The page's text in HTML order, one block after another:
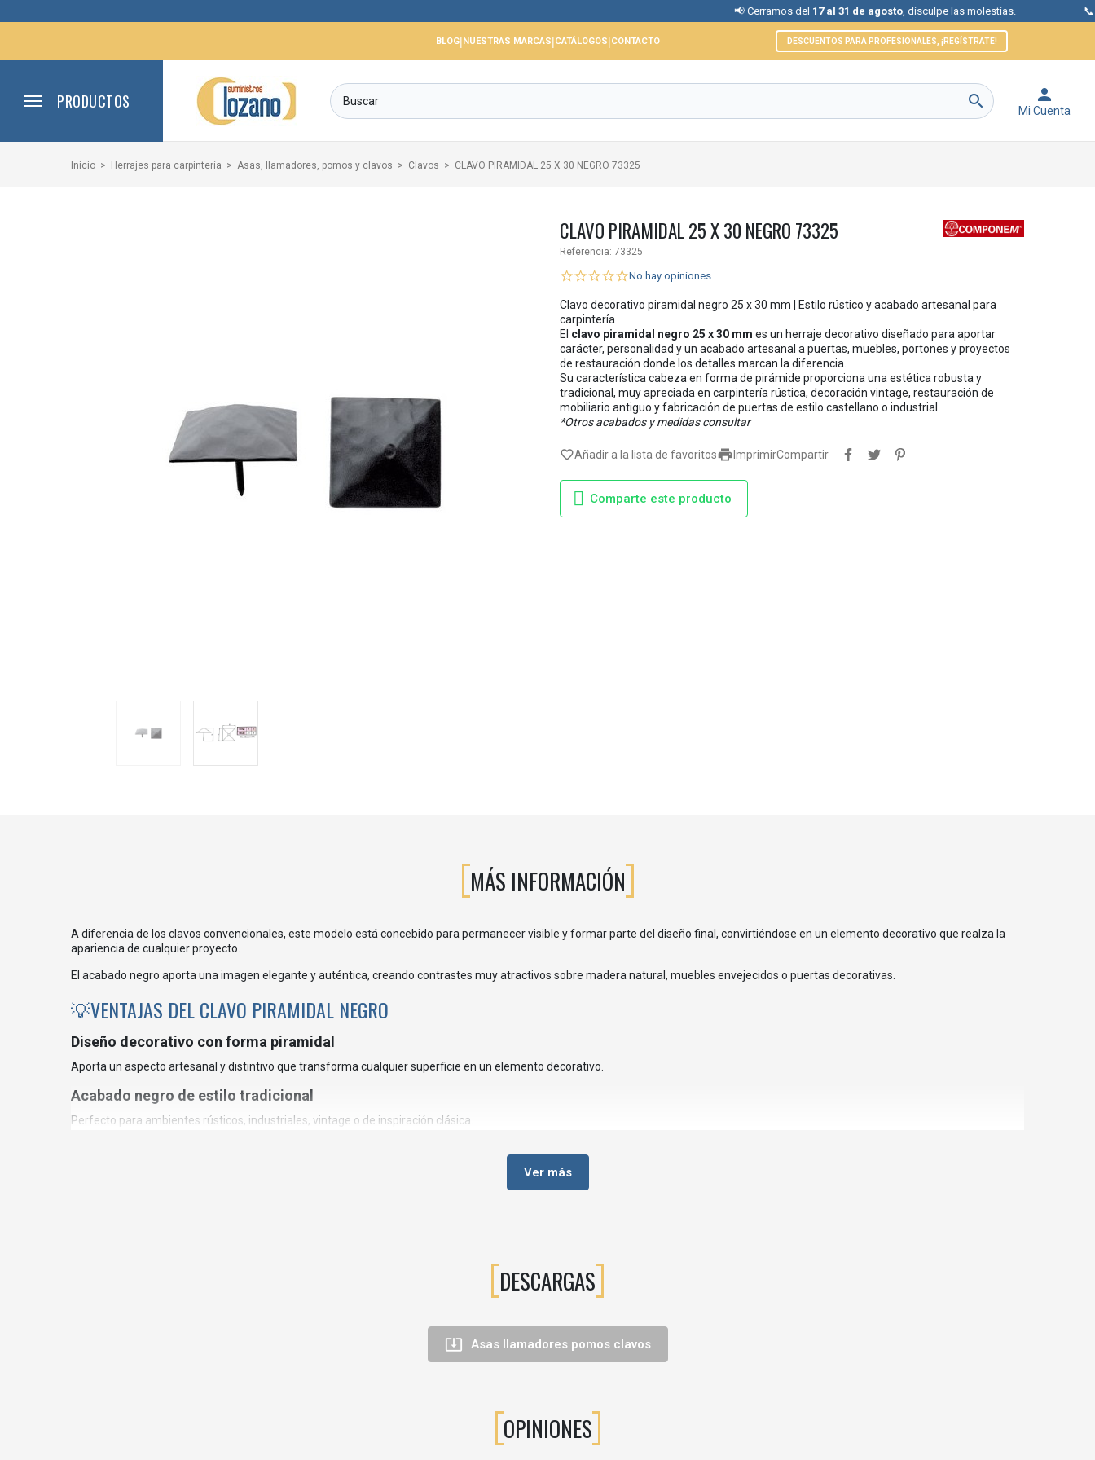
📢 Cerramos del17 al 31 de agosto , disculpe las molestias. 📞 Atención
BLOG|NUESTRAS MARCAS|CATÁLOGOS|CONTACTO DESCUENTOS PARA PROFESIONALES, ¡REGÍSTRATE!
PRODUCTOS  
Mi Cuenta
Inicio Herrajes para carpintería Asas, llamadores, pomos y clavos Clavos CLAVO PIRAMIDAL 25 X 30 NEGRO 73325
CLAVO PIRAMIDAL 25 X 30 NEGRO 73325
Referencia: 73325
No hay opiniones
Clavo decorativo piramidal negro 25 x 30 mm | Estilo rústico y acabado artesanal para
carpintería
El clavo piramidal negro 25 x 30 mm es un herraje decorativo diseñado para aportar
carácter, personalidad y un acabado artesanal a puertas, muebles, portones y proyectos
de restauración donde los detalles marcan la diferencia.
Su característica cabeza en forma de pirámide proporciona una estética robusta y
tradicional, muy apreciada en carpintería rústica, decoración vintage, restauración de
mobiliario antiguo y fabricación de puertas de estilo castellano o industrial.
*Otros acabados y medidas consultar
 Imprimir
favorite_borderAñadir a la lista de favoritos Compartir
Comparte este producto
MÁS INFORMACIÓN
A diferencia de los clavos convencionales, este modelo está concebido para permanecer visible y formar parte del diseño final, convirtiéndose en un elemento decorativo que realza la
apariencia de cualquier proyecto.
El acabado negro aporta una imagen elegante y auténtica, creando contrastes muy atractivos sobre madera natural, muebles envejecidos o puertas decorativas.
💡VENTAJAS DEL CLAVO PIRAMIDAL NEGRO
Diseño decorativo con forma piramidal
Aporta un aspecto artesanal y distintivo que transforma cualquier superficie en un elemento decorativo.
Acabado negro de estilo tradicional
Perfecto para ambientes rústicos, industriales, vintage o de inspiración clásica.
Ver más
DESCARGAS
 Asas llamadores pomos clavos
OPINIONES